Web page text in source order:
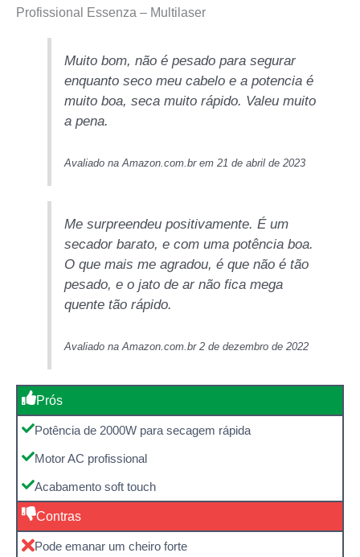
Profissional Essenza – Multilaser
Muito bom, não é pesado para segurar
enquanto seco meu cabelo e a potencia é
muito boa, seca muito rápido. Valeu muito
a pena.
Avaliado na Amazon.com.br em 21 de abril de 2023
Me surpreendeu positivamente. É um
secador barato, e com uma potência boa.
O que mais me agradou, é que não é tão
pesado, e o jato de ar não fica mega
quente tão rápido.
Avaliado na Amazon.com.br 2 de dezembro de 2022
Prós
Potência de 2000W para secagem rápida
Motor AC profissional
Acabamento soft touch
Contras
Pode emanar um cheiro forte